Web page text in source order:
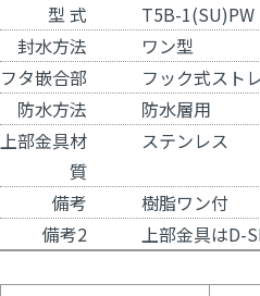
型 式
T5B-1(SU)PW
封水方法
ワン型
フタ嵌合部
フック式スト
防水方法
防水層用
上部金具材
質
ステンレス
備考
樹脂ワン付
備考2
上部金具はD-